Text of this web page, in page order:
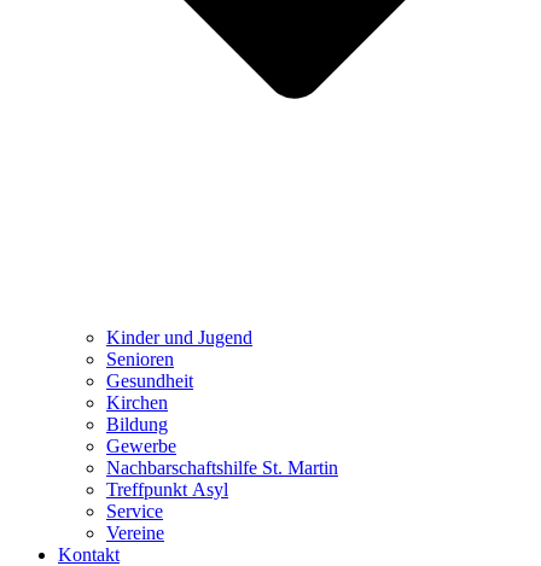
Kinder und Jugend
Senioren
Gesundheit
Kirchen
Bildung
Gewerbe
Nachbarschaftshilfe St. Martin
Treffpunkt Asyl
Service
Vereine
Kontakt